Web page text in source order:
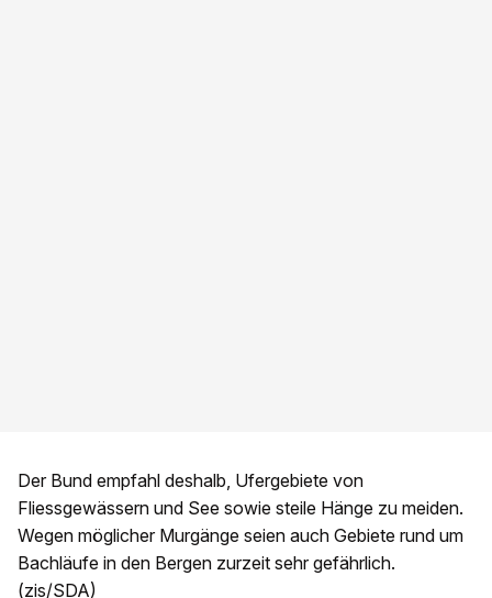
Der Bund empfahl deshalb, Ufergebiete von
Fliessgewässern und See sowie steile Hänge zu meiden.
Wegen möglicher Murgänge seien auch Gebiete rund um
Bachläufe in den Bergen zurzeit sehr gefährlich.
(zis/SDA)